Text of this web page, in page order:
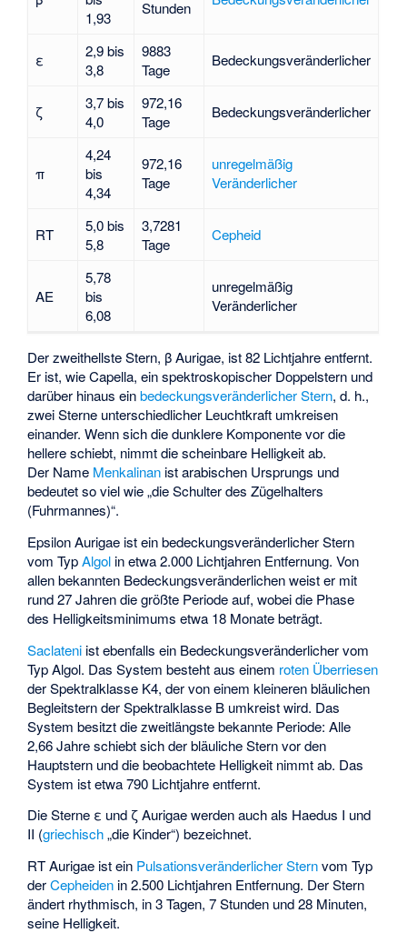
1,93
Stunden
ε
2,9 bis
3,8
9883
Tage
Bedeckungsveränderlicher
ζ
3,7 bis
4,0
972,16
Tage
Bedeckungsveränderlicher
π
4,24
bis
4,34
972,16
Tage
unregelmäßig
Veränderlicher
RT
5,0 bis
5,8
3,7281
Tage
Cepheid
AE
5,78
bis
6,08
unregelmäßig
Veränderlicher
Der zweithellste Stern, β Aurigae, ist 82 Lichtjahre entfernt.
Er ist, wie Capella, ein spektroskopischer Doppelstern und
darüber hinaus einbedeckungsveränderlicher Stern, d. h.,
zwei Sterne unterschiedlicher Leuchtkraft umkreisen
einander. Wenn sich die dunklere Komponente vor die
hellere schiebt, nimmt die scheinbare Helligkeit ab.
Der Name Menkalinan ist arabischen Ursprungs und
bedeutet so viel wie „die Schulter des Zügelhalters
(Fuhrmannes)“.
Epsilon Aurigae ist ein bedeckungsveränderlicher Stern
vom TypAlgol in etwa 2.000 Lichtjahren Entfernung. Von
allen bekannten Bedeckungsveränderlichen weist er mit
rund 27 Jahren die größte Periode auf, wobei die Phase
des Helligkeitsminimums etwa 18 Monate beträgt.
Saclateni ist ebenfalls ein Bedeckungsveränderlicher vom
Typ Algol. Das System besteht aus einem roten Überriesen
der Spektralklasse K4, der von einem kleineren bläulichen
Begleitstern der Spektralklasse B umkreist wird. Das
System besitzt die zweitlängste bekannte Periode: Alle
2,66 Jahre schiebt sich der bläuliche Stern vor den
Hauptstern und die beobachtete Helligkeit nimmt ab. Das
System ist etwa 790 Lichtjahre entfernt.
Die Sterne ε und ζ Aurigae werden auch als Haedus I und
II (griechisch„die Kinder“) bezeichnet.
RT Aurigae ist ein Pulsationsveränderlicher Sternvom Typ
derCepheiden in 2.500 Lichtjahren Entfernung. Der Stern
ändert rhythmisch, in 3 Tagen, 7 Stunden und 28 Minuten,
seine Helligkeit.